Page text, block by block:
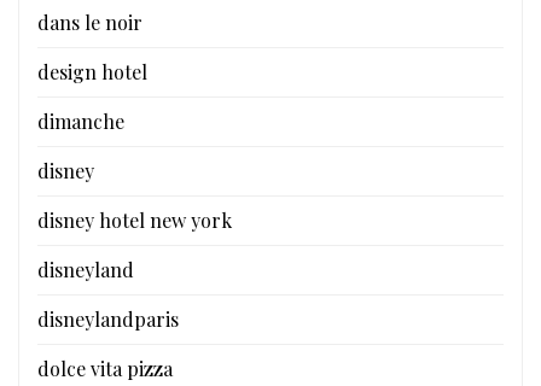
dans le noir
design hotel
dimanche
disney
disney hotel new york
disneyland
disneylandparis
dolce vita pizza